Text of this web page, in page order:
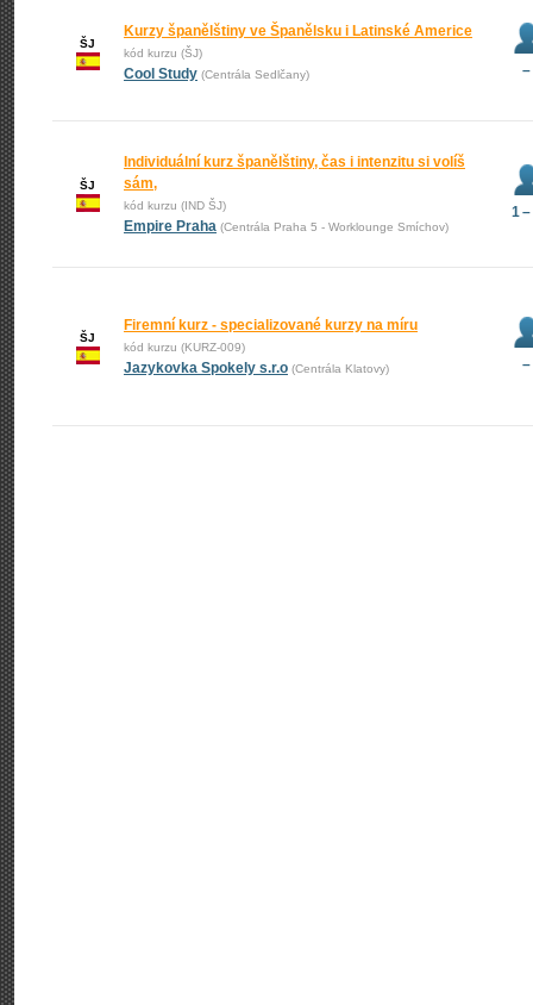
ŠJ
Kurzy španělštiny ve Španělsku i Latinské Americe
kód kurzu (ŠJ)
Cool Study (Centrála Sedlčany) –
ŠJ
Individuální kurz španělštiny, čas i intenzitu si volíš
sám,
kód kurzu (IND ŠJ)
Empire Praha (Centrála Praha 5 - Worklounge Smíchov)
1
ŠJ
Firemní kurz - specializované kurzy na míru
kód kurzu (KURZ-009)
Jazykovka Spokely s.r.o (Centrála Klatovy) –